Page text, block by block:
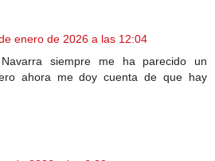
enero de 2026 a las 12:04
siempre me ha parecido un
ahora me doy cuenta de que hay